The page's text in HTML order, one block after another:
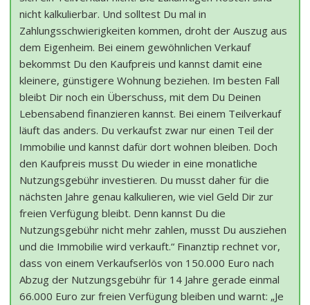
nicht kalkulierbar. Und solltest Du mal in
Zahlungsschwierigkeiten kommen, droht der Auszug aus
dem Eigenheim. Bei einem gewöhnlichen Verkauf
bekommst Du den Kaufpreis und kannst damit eine
kleinere, günstigere Wohnung beziehen. Im besten Fall
bleibt Dir noch ein Überschuss, mit dem Du Deinen
Lebensabend finanzieren kannst. Bei einem Teilverkauf
läuft das anders. Du verkaufst zwar nur einen Teil der
Immobilie und kannst dafür dort wohnen bleiben. Doch
den Kaufpreis musst Du wieder in eine monatliche
Nutzungsgebühr investieren. Du musst daher für die
nächsten Jahre genau kalkulieren, wie viel Geld Dir zur
freien Verfügung bleibt. Denn kannst Du die
Nutzungsgebühr nicht mehr zahlen, musst Du ausziehen
und die Immobilie wird verkauft.“ Finanztip rechnet vor,
dass von einem Verkaufserlös von 150.000 Euro nach
Abzug der Nutzungsgebühr für 14 Jahre gerade einmal
66.000 Euro zur freien Verfügung bleiben und warnt: „Je